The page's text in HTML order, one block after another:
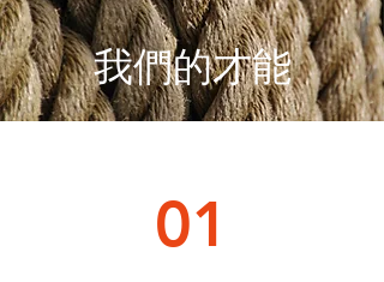
我們的才能
01